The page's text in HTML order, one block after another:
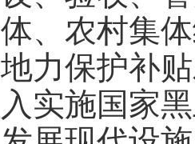
体、农村集
地力保护补
入实施国家